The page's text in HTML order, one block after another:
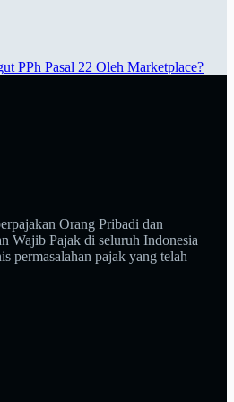
PPh Pasal 22 Oleh Marketplace?
Orang Pribadi dan
Wajib Pajak di seluruh Indonesia
permasalahan pajak yang telah